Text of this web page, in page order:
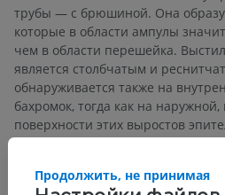
трубы — с брюшиной. Она
которые в области ампулы
чем в области перешейка.
является столбчатым и
обнаруживается также на
бахромок, тогда как на
поверхности этих выростов
переходит в эндотелий
Считается, что оплодотворение
Продолжить, не принимая